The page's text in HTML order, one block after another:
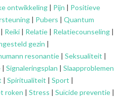
ontwikkeling | Pijn | Positieve
| Pubers | Quantum
| Reiki | Relatie | Relatiecounseling |
gezin |
resonantie | Seksualiteit |
| Signaleringsplan | Slaapproblemen
| Spiritualiteit | Sport |
roken | Stress | Suïcide preventie |